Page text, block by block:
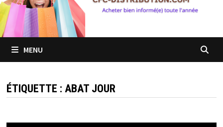
MENU
ÉTIQUETTE : ABAT JOUR